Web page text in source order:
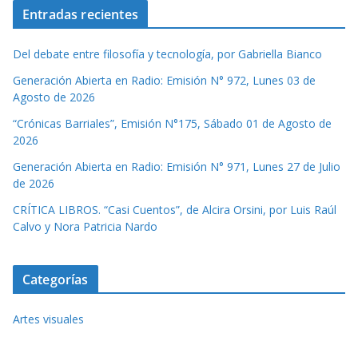
Entradas recientes
Del debate entre filosofía y tecnología, por Gabriella Bianco
Generación Abierta en Radio: Emisión N° 972, Lunes 03 de
Agosto de 2026
“Crónicas Barriales”, Emisión N°175, Sábado 01 de Agosto de
2026
Generación Abierta en Radio: Emisión N° 971, Lunes 27 de Julio
de 2026
CRÍTICA LIBROS. “Casi Cuentos”, de Alcira Orsini, por Luis Raúl
Calvo y Nora Patricia Nardo
Categorías
Artes visuales